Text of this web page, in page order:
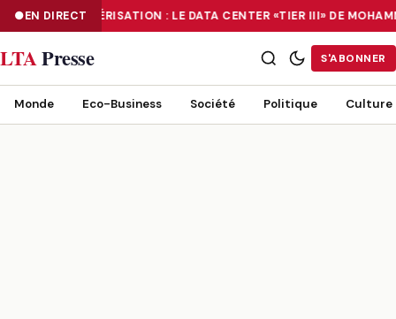
EN DIRECTNUMÉRISATION : LE DATA CENTER «TIER III» DE
NUMÉRISATION : LE DATA CENTER «TIER III» DE MOHAMMADIA, UN
LTAPresse S'ABONNER
Monde Eco-Business Société Politique Culture